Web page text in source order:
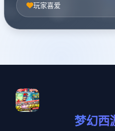
玩家喜爱
梦幻西